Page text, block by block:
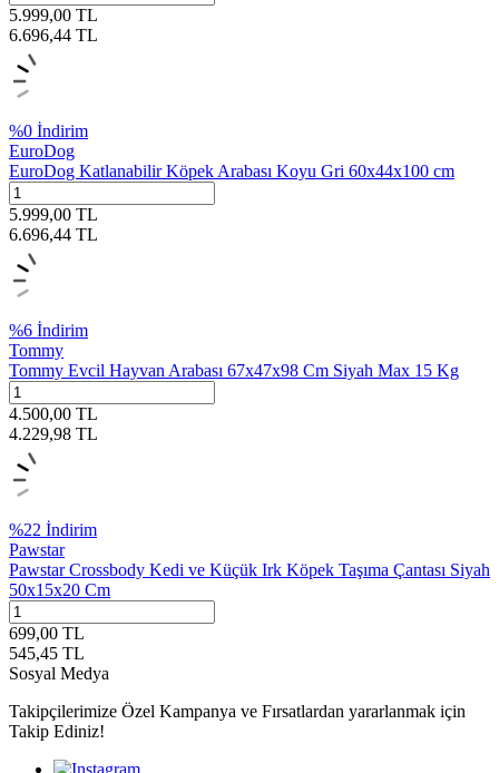
5.999,00 TL
6.696,44 TL
%0 İndirim
EuroDog
EuroDog Katlanabilir Köpek Arabası Koyu Gri 60x44x100 cm
5.999,00 TL
6.696,44 TL
%6 İndirim
Tommy
Tommy Evcil Hayvan Arabası 67x47x98 Cm Siyah Max 15 Kg
4.500,00 TL
4.229,98 TL
%22 İndirim
Pawstar
Pawstar Crossbody Kedi ve Küçük Irk Köpek Taşıma Çantası Siyah
50x15x20 Cm
699,00 TL
545,45 TL
Sosyal Medya
Takipçilerimize Özel Kampanya ve Fırsatlardan yararlanmak için
Takip Ediniz!